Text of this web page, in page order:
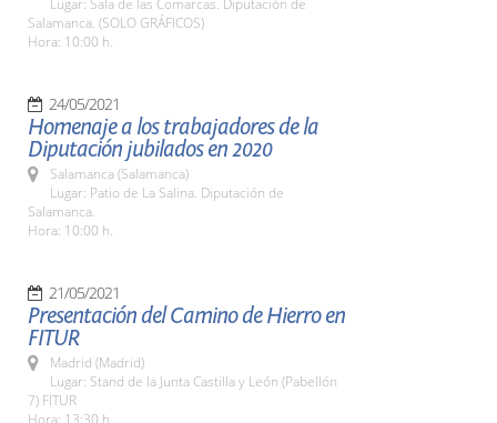
Lugar: Sala de las Comarcas. Diputación de
Salamanca. (SOLO GRÁFICOS)
Hora: 10:00 h.
24/05/2021
Homenaje a los trabajadores de la
Diputación jubilados en 2020
Salamanca (Salamanca)
Lugar: Patio de La Salina. Diputación de
Salamanca.
Hora: 10:00 h.
21/05/2021
Presentación del Camino de Hierro en
FITUR
Madrid (Madrid)
Lugar: Stand de la Junta Castilla y León (Pabellón
7) FITUR
Hora: 13:30 h.